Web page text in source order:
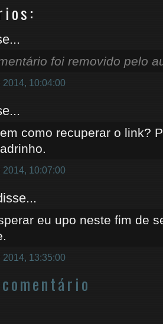
foi removido pelo
2014, 10:04:00
como recuperar o link?
2014, 10:07:00
eu upo neste fim de
2014, 13:35:00